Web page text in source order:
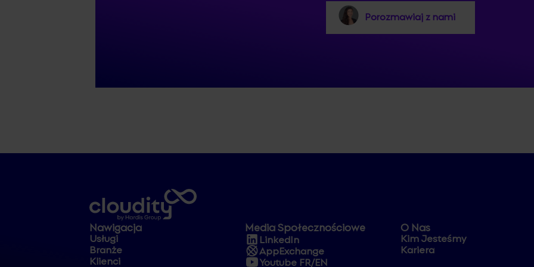
Porozmawiaj z nami
Nawigacja
Usługi
Branże
Klienci
Media Społecznościowe
LinkedIn
AppExchange
Youtube FR/EN
O Nas
Kim Jesteśmy
Kariera